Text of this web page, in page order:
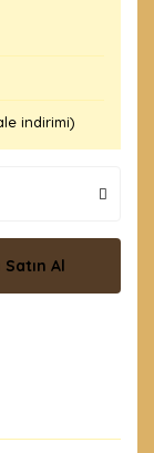
indirimi)
Satın Al